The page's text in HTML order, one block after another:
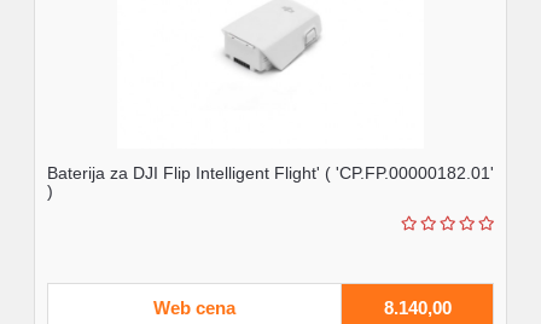
Baterija za DJI Flip Intelligent Flight' ( 'CP.FP.00000182.01'
)
Web cena 8.140,00